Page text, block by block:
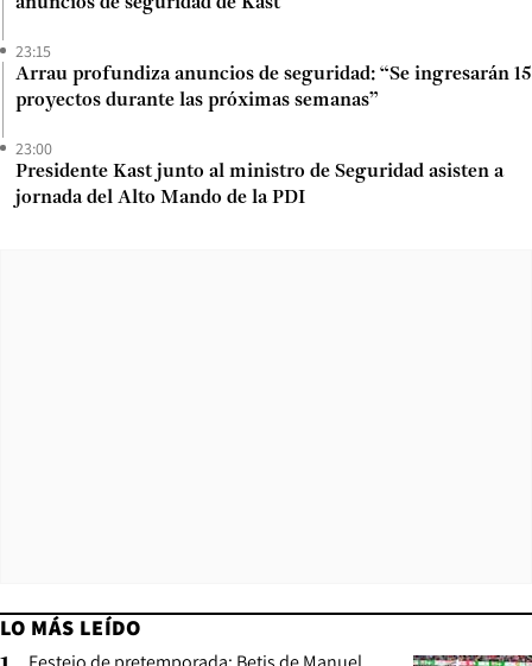
23:15
Arrau profundiza anuncios de seguridad: “Se ingresarán 15
proyectos durante las próximas semanas”
23:00
Presidente Kast junto al ministro de Seguridad asisten a
jornada del Alto Mando de la PDI
LO MÁS LEÍDO